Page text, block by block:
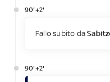
90'+2'
Fallo subito da
90'+2'